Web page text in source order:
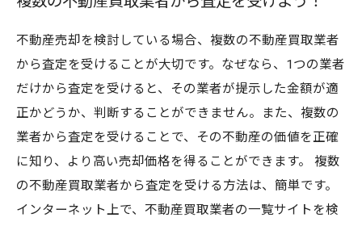
不動産売却を検討している場合、複数の不動産買取業者
から査定を受けることが大切です。なぜなら、1つの業者
だけから査定を受けると、その業者が提示した金額が適
正かどうか、判断することができません。また、複数の
業者から査定を受けることで、その不動産の価値を正確
に知り、より高い売却価格を得ることができます。 複数
の不動産買取業者から査定を受ける方法は、簡単です。
インターネット上で、不動産買取業者の一覧サイトを検